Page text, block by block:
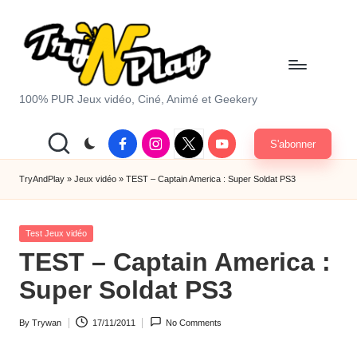
T
y
A
d
P
la
y.
100% PUR Jeux vidéo, Ciné, Animé et Geekery
FacebookInstagram
X
|
Twitter
Youtube S'abonner
TryAndPlay » Jeux vidéo » TEST – Captain America : Super Soldat PS3
Posted
Test Jeux vidéo
TEST – Captain America :
Super Soldat PS3
Posted
By Trywan 17/11/2011 No Comments